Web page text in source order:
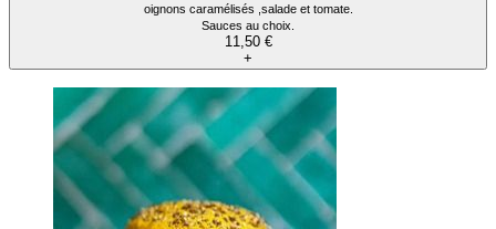
oignons caramélisés ,salade et tomate.
Sauces au choix.
11,50 €
+